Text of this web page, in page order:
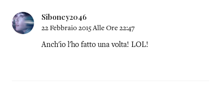
Siboney2046
22 Febbraio 2015 Alle Ore 22:47
Anch'io l'ho fatto una volta! LOL!